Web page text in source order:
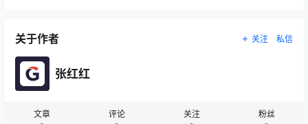
关于作者 关注 私信
张红红
文章 评论 关注 粉丝